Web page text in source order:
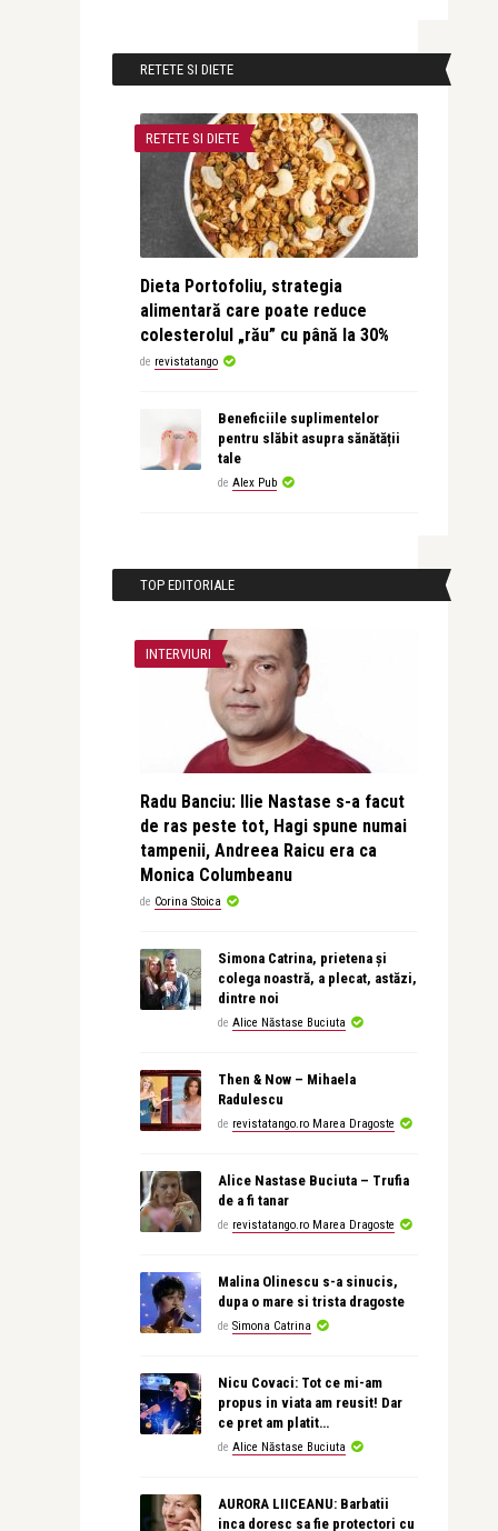
RETETE SI DIETE
RETETE SI DIETE
Dieta Portofoliu, strategia
alimentară care poate reduce
colesterolul „rău” cu până la 30%
de revistatango
Beneficiile suplimentelor
pentru slăbit asupra sănătății
tale
de Alex Pub
TOP EDITORIALE
INTERVIURI
Radu Banciu: Ilie Nastase s-a facut
de ras peste tot, Hagi spune numai
tampenii, Andreea Raicu era ca
Monica Columbeanu
de Corina Stoica
Simona Catrina, prietena și
colega noastră, a plecat, astăzi,
dintre noi
de Alice Năstase Buciuta
Then & Now – Mihaela
Radulescu
de revistatango.ro Marea Dragoste
Alice Nastase Buciuta – Trufia
de a fi tanar
de revistatango.ro Marea Dragoste
Malina Olinescu s-a sinucis,
dupa o mare si trista dragoste
de Simona Catrina
Nicu Covaci: Tot ce mi-am
propus in viata am reusit! Dar
ce pret am platit…
de Alice Năstase Buciuta
AURORA LIICEANU: Barbatii
inca doresc sa fie protectori cu